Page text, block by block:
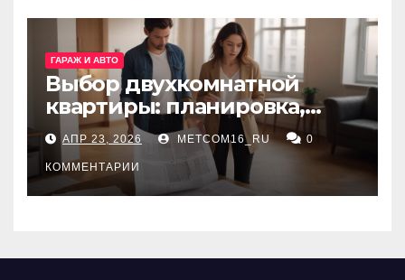
ГАРАЖ И АВТО
Выбор двухкомнатной
квартиры: планировка,
состояние жилья и
проверка документов
АПР 23, 2026 METCOM16_RU 0
КОММЕНТАРИИ